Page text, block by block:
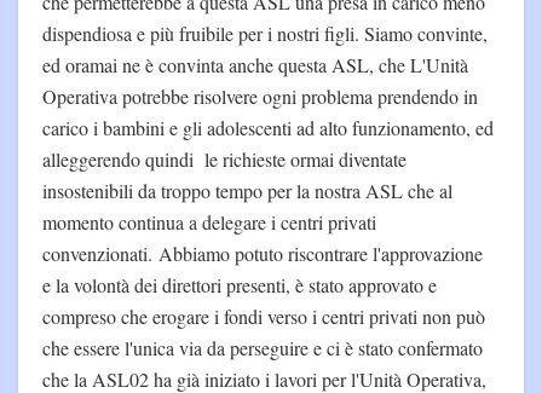
dispendiosa e più fruibile per i nostri figli. Siamo convinte,
ed oramai ne è convinta anche questa ASL, che L'Unità
Operativa potrebbe risolvere ogni problema prendendo in
carico i bambini e gli adolescenti ad alto funzionamento, ed
alleggerendo quindi le richieste ormai diventate
insostenibili da troppo tempo per la nostra ASL che al
momento continua a delegare i centri privati
convenzionati. Abbiamo potuto riscontrare l'approvazione
e la volontà dei direttori presenti, è stato approvato e
compreso che erogare i fondi verso i centri privati non può
che essere l'unica via da perseguire e ci è stato confermato
che la ASL02 ha già iniziato i lavori per l'Unità Operativa,